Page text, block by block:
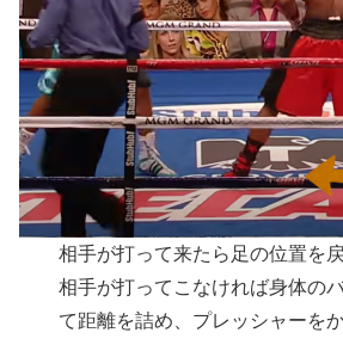
相手が打って来たら足の位置を
相手が打ってこなければ身体の
て距離を詰め、プレッシャーを